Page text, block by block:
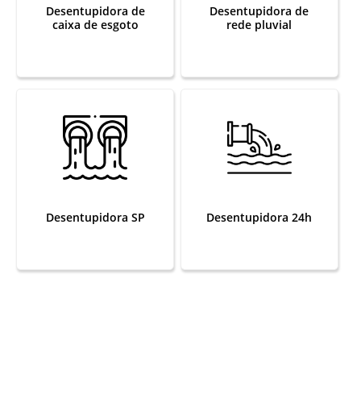
Desentupidora de
caixa de esgoto
Desentupidora de
rede pluvial
Desentupidora SP Desentupidora 24h